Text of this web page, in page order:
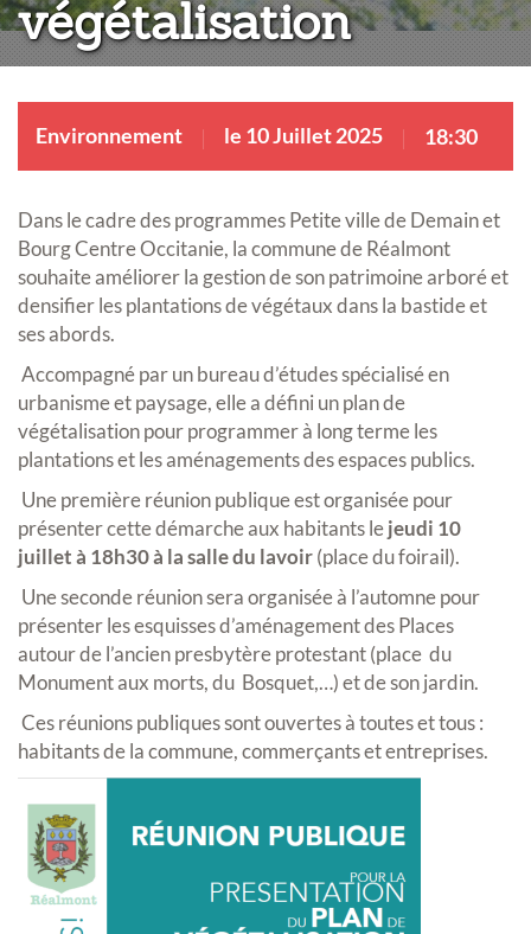
végétalisation
Environnement le 10 Juillet 2025 18:30
Dans le cadre des programmes Petite ville de Demain et
Bourg Centre Occitanie, la commune de Réalmont
souhaite améliorer la gestion de son patrimoine arboré et
densifier les plantations de végétaux dans la bastide et
ses abords.
Accompagné par un bureau d’études spécialisé en
urbanisme et paysage, elle a défini un plan de
végétalisation pour programmer à long terme les
plantations et les aménagements des espaces publics.
Une première réunion publique est organisée pour
présenter cette démarche aux habitants lejeudi 10
juillet à 18h30 à la salle du lavoir(place du foirail).
Une seconde réunion sera organisée à l’automne pour
présenter les esquisses d’aménagement des Places
autour de l’ancien presbytère protestant (place du
Monument aux morts, du Bosquet,…) et de son jardin.
Ces réunions publiques sont ouvertes à toutes et tous :
habitants de la commune, commerçants et entreprises.